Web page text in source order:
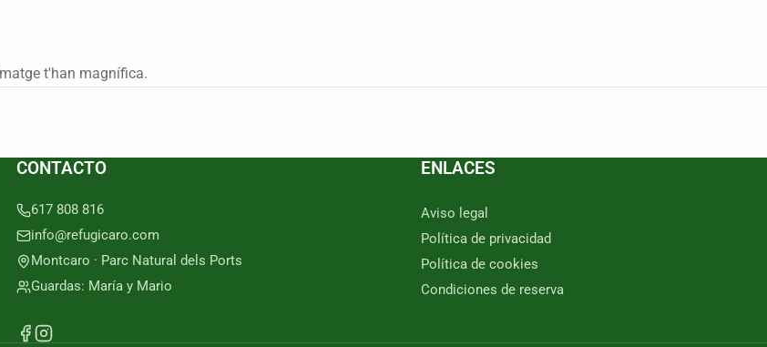
t'han magnífica.
CONTACTO
617 808 816
info@refugicaro.com
Montcaro · Parc Natural dels Ports
Guardas: María y Mario
ENLACES
Aviso legal
Política de privacidad
Política de cookies
Condiciones de reserva